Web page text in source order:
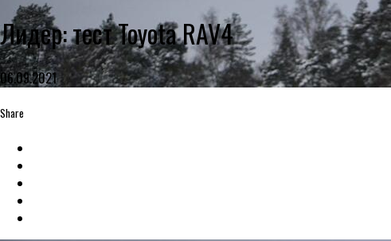
Лидер: тест Toyota RAV4
06.09.2021
Share